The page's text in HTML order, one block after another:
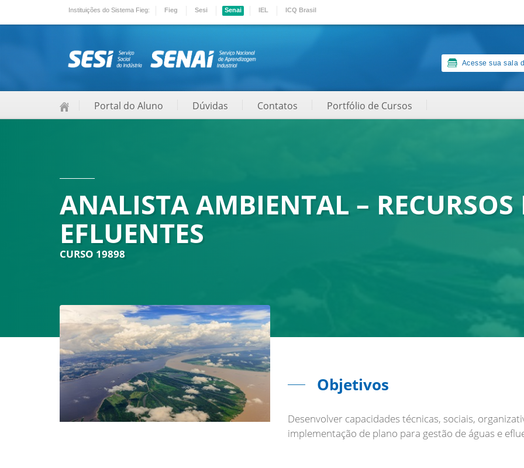
Instituições do Sistema Fieg: Fieg Sesi Senai IEL ICQ Brasil
Acesse sua sala
Portal do Aluno Dúvidas Contatos Portfólio de Cursos
ANALISTA AMBIENTAL – RECURSOS
EFLUENTES
CURSO 19898
Objetivos
Desenvolver capacidades técnicas, sociais,
implementação de plano para gestão de águas e